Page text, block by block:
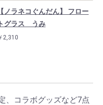
【ノラネコぐんだん】 フロー
トグラス うみ
2,310
、コラボグッズなど7点